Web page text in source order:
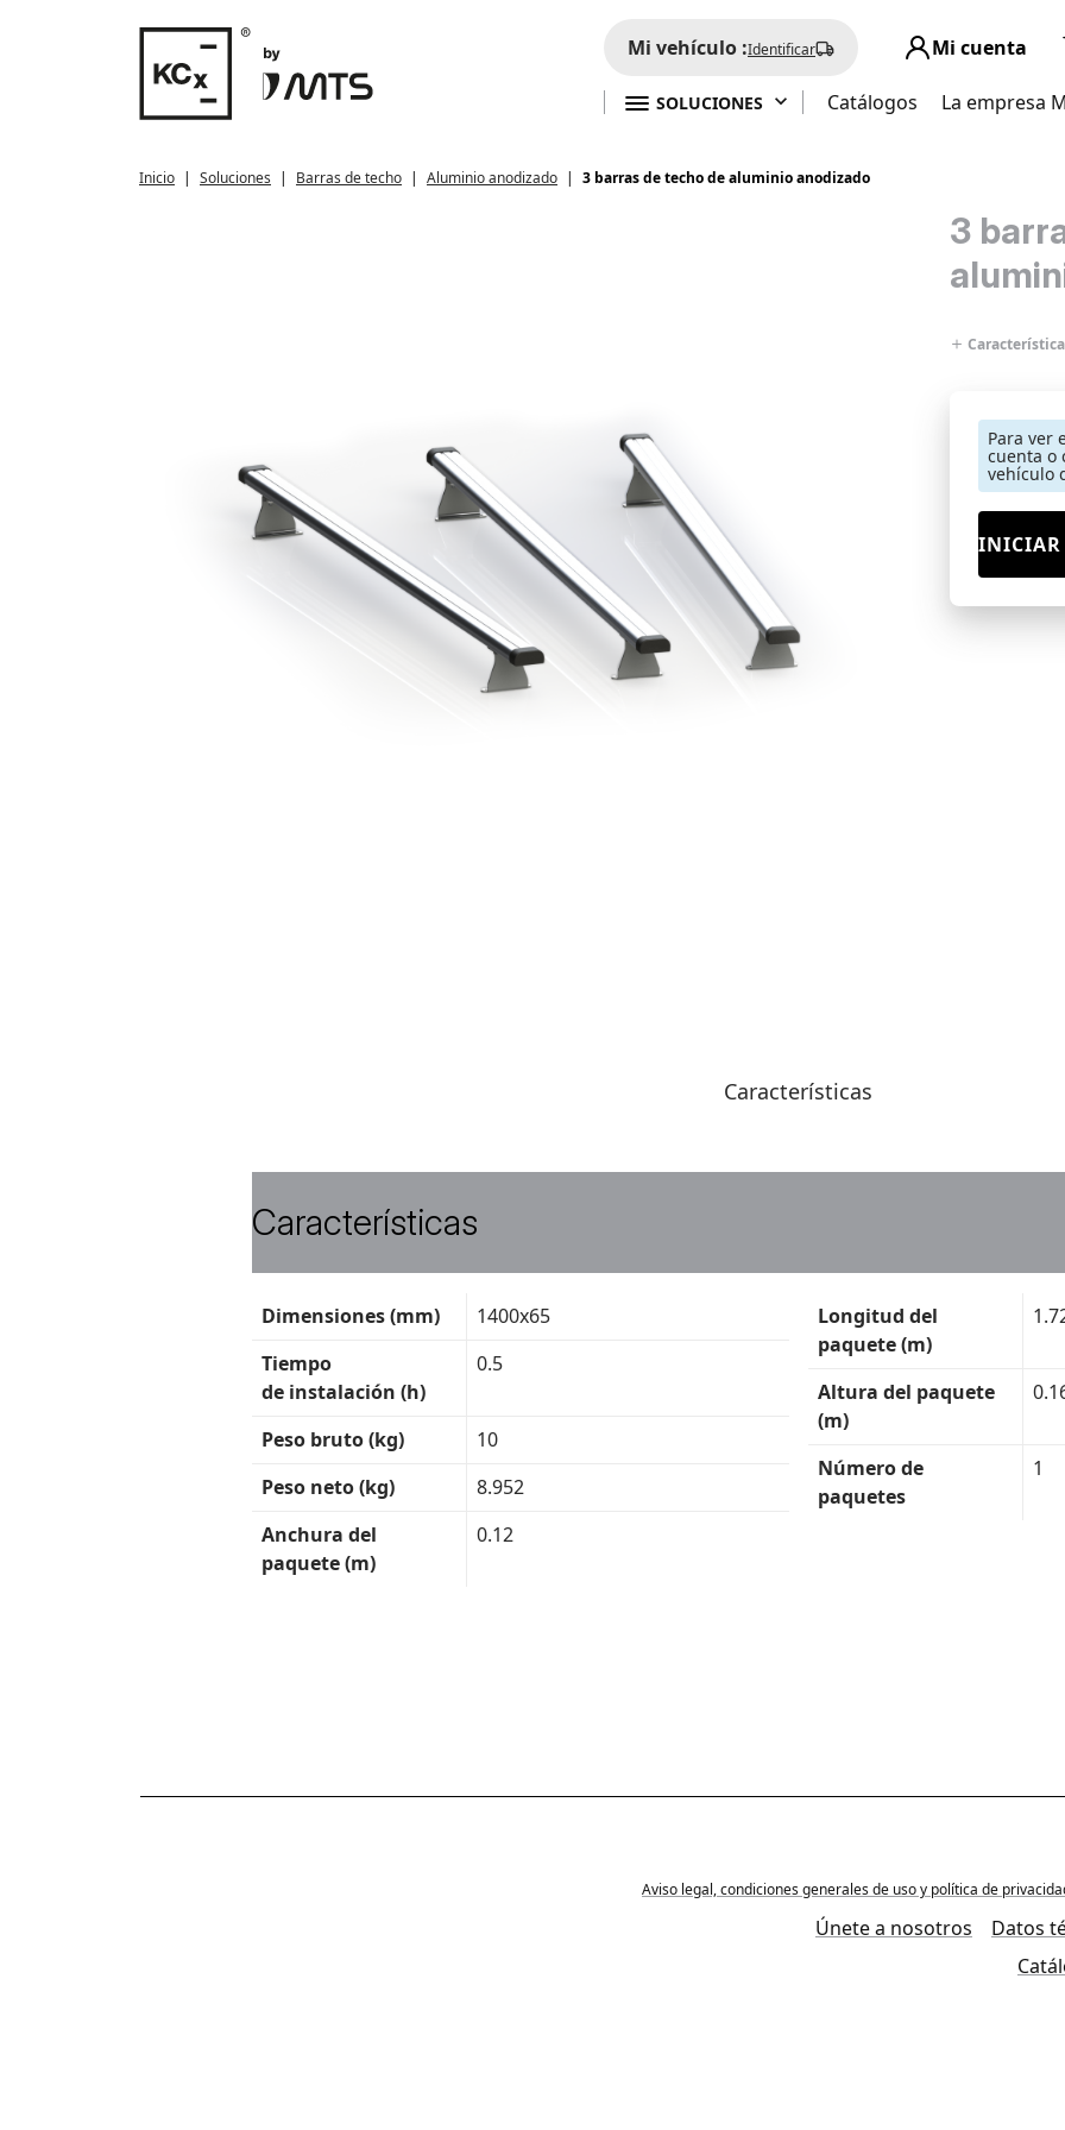
Mi vehículo :Identificar Mi cuenta

SOLUCIONES Catálogos La empresa
Inicio Soluciones Barras de techo Aluminio anodizado 3 barras de techo de aluminio anodizado
3
Para ver
cuenta o
vehículo
INICIAR
Características
Características
técnica
Dimensiones (mm)
1400x65
Tiempo
de instalación (h)
0.5
Peso bruto (kg)
10
Peso neto (kg)
8.952
Anchura del
paquete (m)
0.12
Longitud del
paquete (m)
Altura del paquete
(m)
Número de
paquetes
1
Aviso legal, condiciones generales de uso y política de
Únete a nosotros
Datos